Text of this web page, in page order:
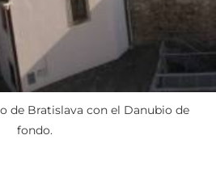
de Bratislava con el Danubio de
fondo.